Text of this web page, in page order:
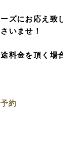
ズにお応え致
いませ！
料金を頂く場